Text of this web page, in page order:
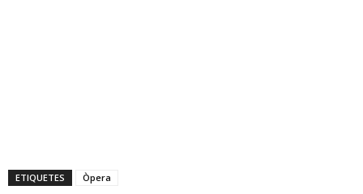
ETIQUETES Òpera